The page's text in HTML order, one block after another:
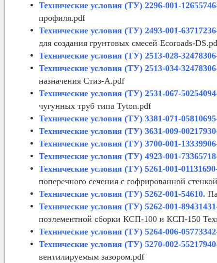
Технические условия (ТУ) 2296-001-
профиля.pdf
Технические условия (ТУ) 2493-001-
для создания грунтовых смесей Ecoroads-
Технические условия (ТУ) 2513-028-
Технические условия (ТУ) 2513-034-
назначения Стиз-А.pdf
Технические условия (ТУ) 2531-067-
чугунных труб типа Tyton.pdf
Технические условия (ТУ) 3381-071-
Технические условия (ТУ) 3631-009-
Технические условия (ТУ) 3700-001-
Технические условия (ТУ) 4923-001-
Технические условия (ТУ) 5261-001-
поперечного сечения с гофрированной
Технические условия (ТУ) 5262-001-54610.
Технические условия (ТУ) 5262-001-
поэлементной сборки КСП-100 и КСП-150
Технические условия (ТУ) 5264-006-
Технические условия (ТУ) 5270-002-
вентилируемым зазором.pdf